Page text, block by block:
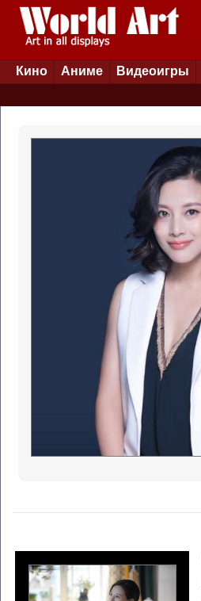
Кино Аниме Видеоигры